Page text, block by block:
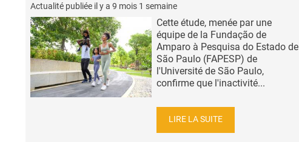
Actualité publiée il y a 9 mois 1 semaine
Cette étude, menée par une
équipe de la Fundação de
Amparo à Pesquisa do Estado de
São Paulo (FAPESP) de
l'Université de São Paulo,
confirme que l'inactivité...
LIRE LA SUITE